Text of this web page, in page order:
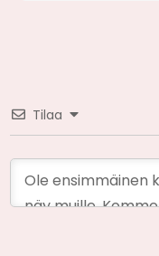
Tilaa